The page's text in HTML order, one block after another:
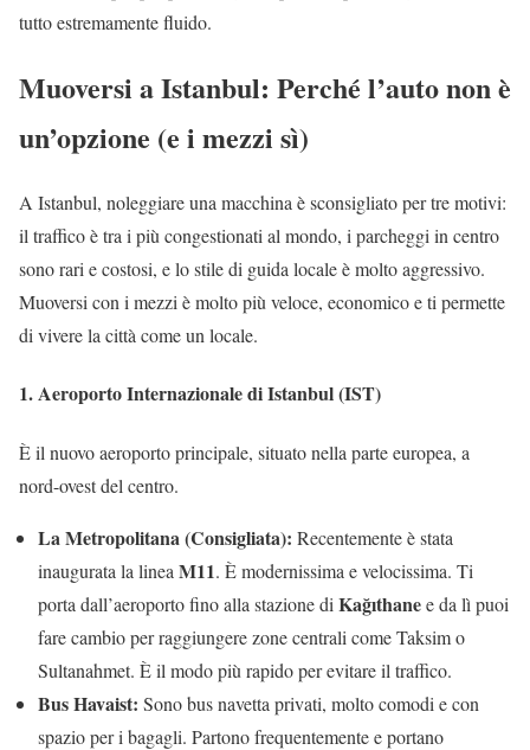
tutto estremamente fluido.
Muoversi a Istanbul: Perché l’auto non è
un’opzione (e i mezzi sì)
A Istanbul, noleggiare una macchina è sconsigliato per tre motivi:
il traffico è tra i più congestionati al mondo, i parcheggi in centro
sono rari e costosi, e lo stile di guida locale è molto aggressivo.
Muoversi con i mezzi è molto più veloce, economico e ti permette
di vivere la città come un locale.
1. Aeroporto Internazionale di Istanbul (IST)
È il nuovo aeroporto principale, situato nella parte europea, a
nord-ovest del centro.
La Metropolitana (Consigliata): Recentemente è stata
inaugurata la linea M11. È modernissima e velocissima. Ti
porta dall’aeroporto fino alla stazione di Kağıthanee da lì puoi
fare cambio per raggiungere zone centrali come Taksim o
Sultanahmet. È il modo più rapido per evitare il traffico.
Bus Havaist: Sono bus navetta privati, molto comodi e con
spazio per i bagagli. Partono frequentemente e portano